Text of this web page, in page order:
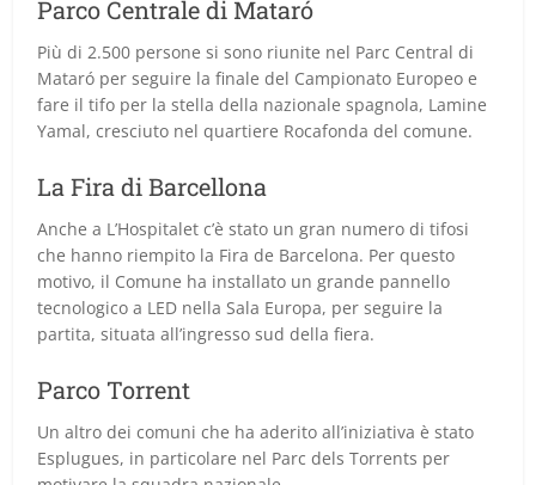
Parco Centrale di Mataró
Più di 2.500 persone si sono riunite nel Parc Central di
Mataró per seguire la finale del Campionato Europeo e
fare il tifo per la stella della nazionale spagnola, Lamine
Yamal, cresciuto nel quartiere Rocafonda del comune.
La Fira di Barcellona
Anche a L’Hospitalet c’è stato un gran numero di tifosi
che hanno riempito la Fira de Barcelona. Per questo
motivo, il Comune ha installato un grande pannello
tecnologico a LED nella Sala Europa, per seguire la
partita, situata all’ingresso sud della fiera.
Parco Torrent
Un altro dei comuni che ha aderito all’iniziativa è stato
Esplugues, in particolare nel Parc dels Torrents per